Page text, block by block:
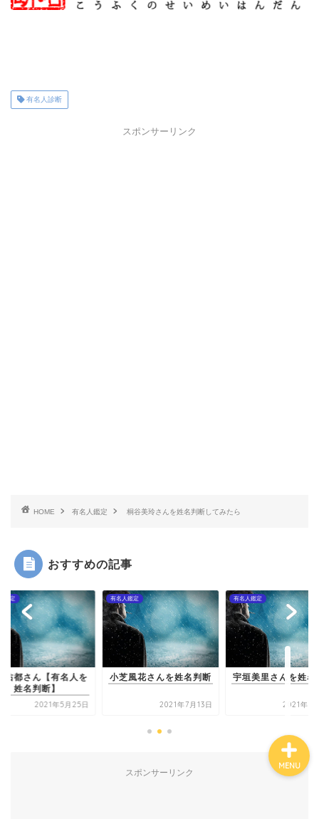
有名人診断
スポンサーリンク
HOME 有名人鑑定 桐谷美玲さんを姓名判断してみたら
おすすめの記事
鑑定
風花さんを姓名判断
2021年7月13日
有名人鑑定
宇垣美里さんを姓名判断
2021年7月14日
有名人鑑定
長友佑都さん【有名
姓名判断】
2021年5
スポンサーリンク
MENU
姓名判断コラム
他の占い
鑑定士紹介